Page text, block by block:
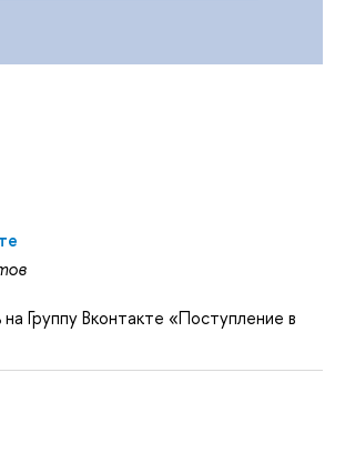
Группу Вконтакте «Поступление в